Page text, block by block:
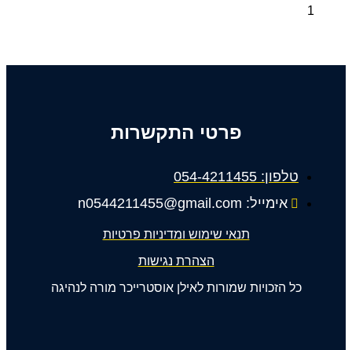
פרטי התקשרות
טלפון: 054-4211455
אימייל: n0544211455@gmail.com
תנאי שימוש ומדיניות פרטיות
הצהרת נגישות
כל הזכויות שמורות לאילן אוסטרייכר מורה לנהיגה